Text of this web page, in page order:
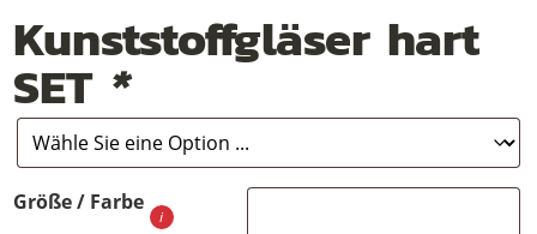
Kunststoffgläser hart
SET *
Größe / Farbe